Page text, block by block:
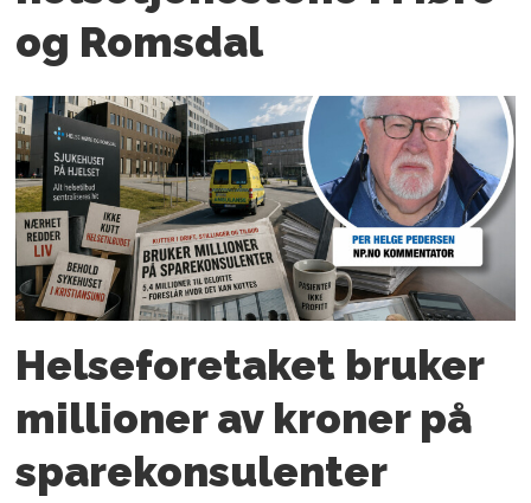
og Romsdal
Helseforetaket bruker
millioner av kroner på
spare­konsulenter